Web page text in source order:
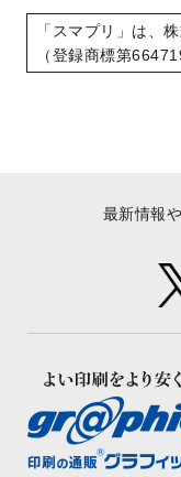
2022/8/24
印
た！
「スマプリ」は、
（登録商標第
最新情報